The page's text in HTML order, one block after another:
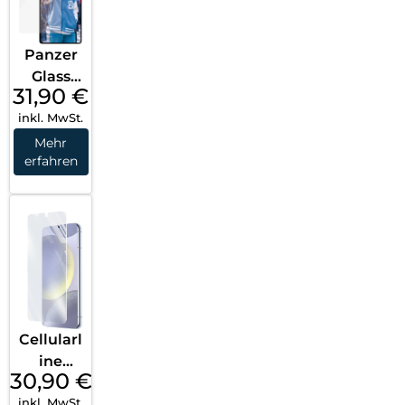
Transpa
rent
Panzer
Glass
Ceramic
Screen
Protect
or
Ultra
Ultra
Wide Fit
Transpa
rent
31,90 €
inkl. MwSt.
Mehr
erfahren
Cellularl
ine
Impact
30,90 €
inkl. MwSt.